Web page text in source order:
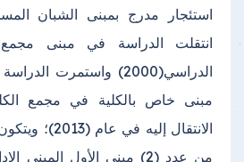
استئجار مدرج بمبنى الشبان
انتقلت الدراسة في مبنى
الدراسي(2000) واستمرت
مبنى خاص بالكلية في مجمع
الانتقال إليه